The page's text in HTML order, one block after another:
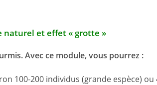
naturel et effet « grotte »
Avec ce module, vous pourrez :
100-200 individus (grande espèce)